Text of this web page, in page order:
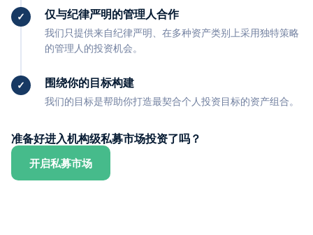
仅与纪律严明的管理人合作
我们只提供来自纪律严明、在多种资产类别上采用独特策略
的管理人的投资机会。
围绕你的目标构建
我们的目标是帮助你打造最契合个人投资目标的资产组合。
准备好进入机构级私募市场投资了吗？
开启私募市场